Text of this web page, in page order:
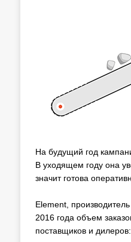
На будущий год
В уходящем году она
значит готова
Element,
2016 года объем
поставщиков и